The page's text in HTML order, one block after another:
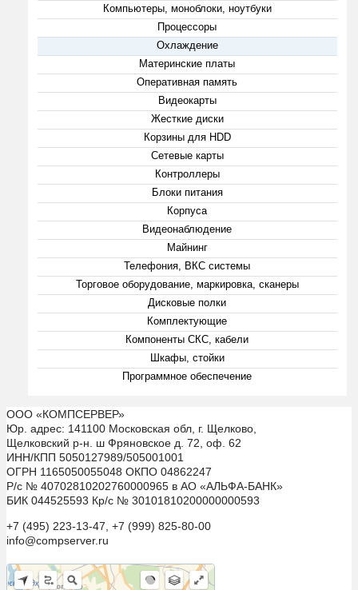
Компьютеры, моноблоки, ноутбуки
Процессоры
Охлаждение
Материнские платы
Оперативная память
Видеокарты
Жесткие диски
Корзины для HDD
Сетевые карты
Контроллеры
Блоки питания
Корпуса
Видеонаблюдение
Майнинг
Телефония, ВКС системы
Торговое оборудование, маркировка, сканеры
Дисковые полки
Комплектующие
Компоненты СКС, кабели
Шкафы, стойки
Программное обеспечение
ООО «КОМПСЕРВЕР»
Юр. адрес: 141100 Московская обл, г. Щелково,
Щелковский р-н. ш Фряновское д. 72, оф. 62
ИНН/КПП 5050127989/505001001
ОГРН 1165050055048 ОКПО 04862247
Р/с № 40702810202760000965 в АО «АЛЬФА-БАНК»
БИК 044525593 Кр/с № 30101810200000000593
+7 (495) 223-13-47, +7 (999) 825-80-00
info@compserver.ru